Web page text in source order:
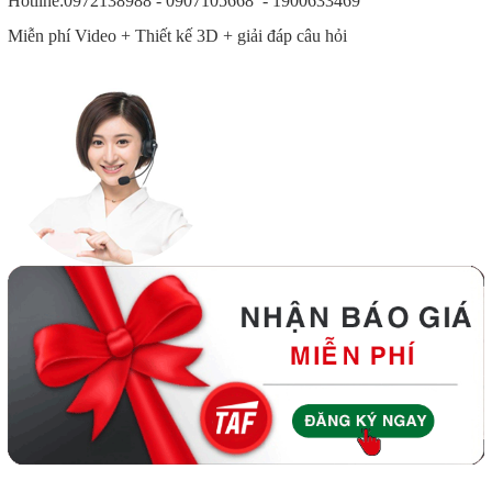
Miễn phí Video + Thiết kế 3D + giải đáp câu hỏi